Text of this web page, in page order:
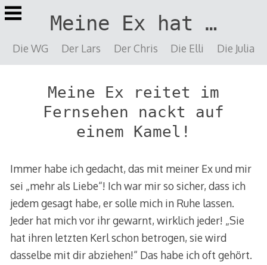
Springe
zu
Meine Ex hat …
Die WG Der Lars Der Chris Die Elli Die Julia
Meine Ex reitet im
Fernsehen nackt auf
einem Kamel!
Immer habe ich gedacht, das mit meiner Ex und mir
sei „mehr als Liebe“! Ich war mir so sicher, dass ich
jedem gesagt habe, er solle mich in Ruhe lassen.
Jeder hat mich vor ihr gewarnt, wirklich jeder! „Sie
hat ihren letzten Kerl schon betrogen, sie wird
dasselbe mit dir abziehen!“ Das habe ich oft gehört.